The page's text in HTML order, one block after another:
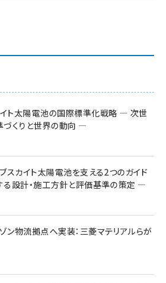
イト太陽電池の国際標準化戦略 ― 次世
くりと世界の動向 ―
スカイト太陽電池を支える2つのガイド
設計・施工方針と評価基準の策定 ―
ン物流拠点へ実装：三菱マテリアルらが